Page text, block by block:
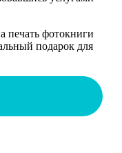
печать фотокниги
подарок для